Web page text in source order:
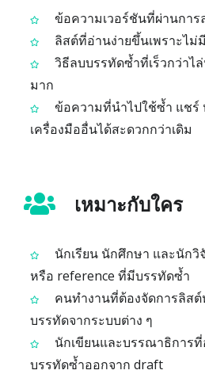
ข้อความเวอร์ชันที่ผ่านกา
ลิสต์ที่อ่านง่ายขึ้นเพราะไม่
วิธีลบบรรทัดซ้ำที่เร็วกว่าไ
มาก
ข้อความที่นำไปใช้ซ้ำ แชร์
เครื่องมืออื่นได้สะดวกกว่าเดิม
เหมาะกับใคร
นักเรียน นักศึกษา และนักวิ
หรือ reference ที่มีบรรทัดซ้ำ
คนทำงานที่ต้องจัดการลิส
บรรทัดจากระบบต่าง ๆ
นักเขียนและบรรณาธิการ
บรรทัดซ้ำออกจาก draft